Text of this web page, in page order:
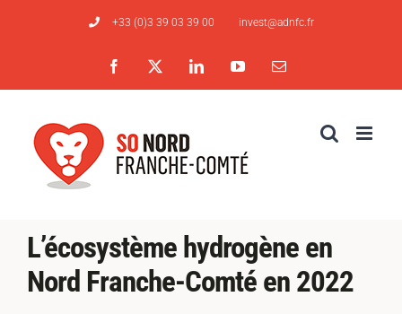
+33 (0)3 39 03 39 00 invest@adnfc.fr
Facebook LinkedInYouTubeEmail
L’écosystème hydrogène en
Nord Franche-Comté en 2022